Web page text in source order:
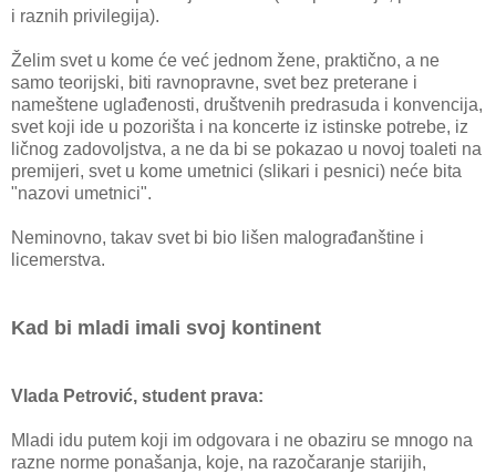
i raznih privilegija).
Želim svet u kome će već jednom žene, praktično, a ne
samo teorijski, biti ravnopravne, svet bez preterane i
nameštene uglađenosti, društvenih predrasuda i konvencija,
svet koji ide u pozorišta i na koncerte iz istinske potrebe, iz
ličnog zadovoljstva, a ne da bi se pokazao u novoj toaleti na
premijeri, svet u kome umetnici (slikari i pesnici) neće bita
"nazovi umetnici".
Neminovno, takav svet bi bio lišen malograđanštine i
licemerstva.
Kad bi mladi imali svoj kontinent
Vlada Petrović, student prava:
Mladi idu putem koji im odgovara i ne obaziru se mnogo na
razne norme ponašanja, koje, na razočaranje starijih,